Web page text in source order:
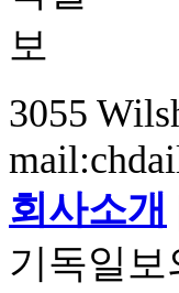
3055
회사소개
기독일